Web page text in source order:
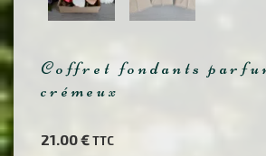
Coffret fondants
crémeux
21.00€TTC